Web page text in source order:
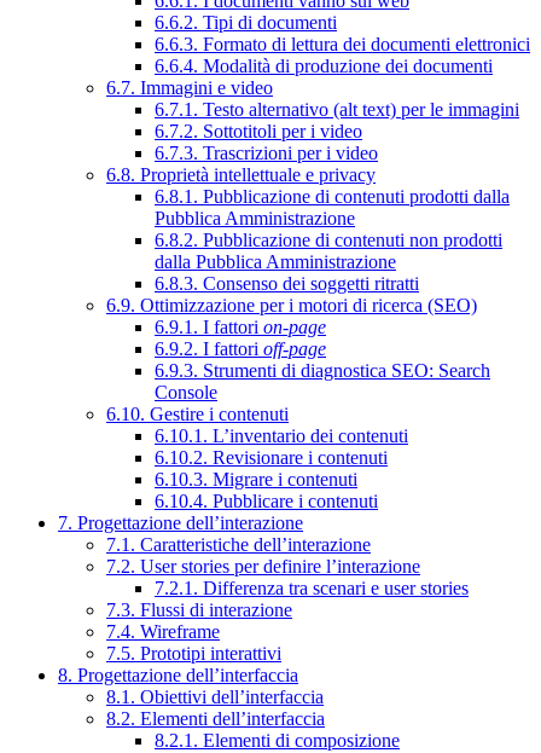
6.6.2. Tipi di documenti
6.6.3. Formato di lettura dei documenti elettronici
6.6.4. Modalità di produzione dei documenti
6.7. Immagini e video
6.7.1. Testo alternativo (alt text) per le immagini
6.7.2. Sottotitoli per i video
6.7.3. Trascrizioni per i video
6.8. Proprietà intellettuale e privacy
6.8.1. Pubblicazione di contenuti prodotti dalla
Pubblica Amministrazione
6.8.2. Pubblicazione di contenuti non prodotti
dalla Pubblica Amministrazione
6.8.3. Consenso dei soggetti ritratti
6.9. Ottimizzazione per i motori di ricerca (SEO)
6.9.1. I fattori on-page
6.9.2. I fattori off-page
6.9.3. Strumenti di diagnostica SEO: Search
Console
6.10. Gestire i contenuti
6.10.1. L’inventario dei contenuti
6.10.2. Revisionare i contenuti
6.10.3. Migrare i contenuti
6.10.4. Pubblicare i contenuti
7. Progettazione dell’interazione
7.1. Caratteristiche dell’interazione
7.2. User stories per definire l’interazione
7.2.1. Differenza tra scenari e user stories
7.3. Flussi di interazione
7.4. Wireframe
7.5. Prototipi interattivi
8. Progettazione dell’interfaccia
8.1. Obiettivi dell’interfaccia
8.2. Elementi dell’interfaccia
8.2.1. Elementi di composizione